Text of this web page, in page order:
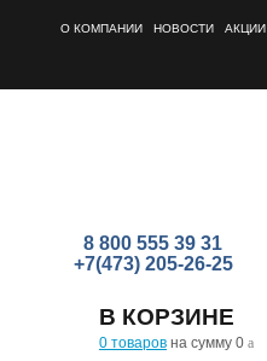
О КОМПАНИИ НОВОСТИ АКЦИИ
8 800 555 39 31
+7(473) 205-26-25
В КОРЗИНЕ
0 товаров на сумму 0 a